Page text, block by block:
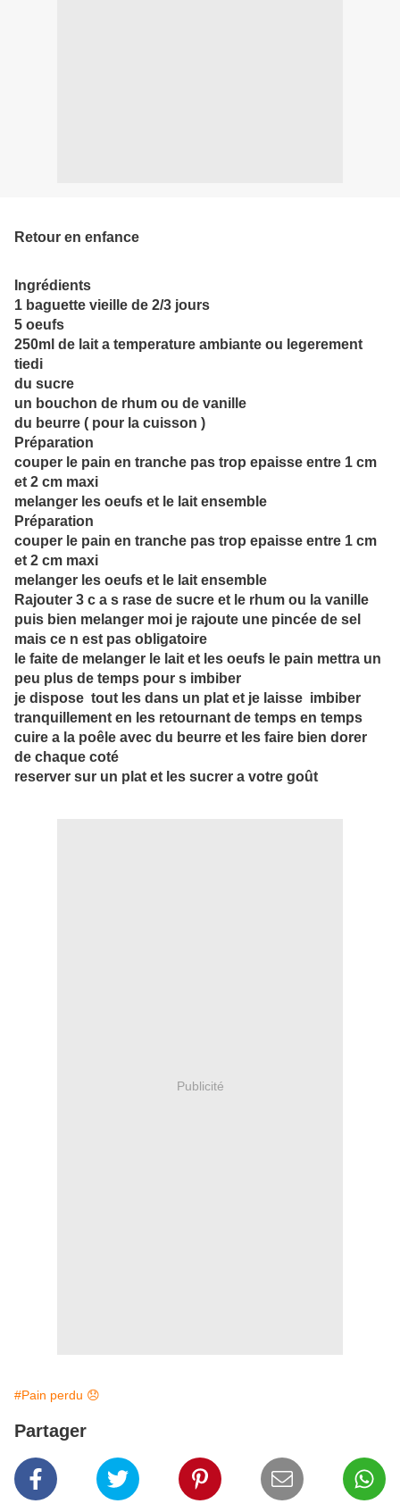
Retour en enfance
Ingrédients
1 baguette vieille de 2/3 jours
5 oeufs
250ml de lait a temperature ambiante ou legerement
tiedi
du sucre
un bouchon de rhum ou de vanille
du beurre ( pour la cuisson )
Préparation
couper le pain en tranche pas trop epaisse entre 1 cm
et 2 cm maxi
melanger les oeufs et le lait ensemble
Préparation
couper le pain en tranche pas trop epaisse entre 1 cm
et 2 cm maxi
melanger les oeufs et le lait ensemble
Rajouter 3 c a s rase de sucre et le rhum ou la vanille
puis bien melanger moi je rajoute une pincée de sel
mais ce n est pas obligatoire
le faite de melanger le lait et les oeufs le pain mettra un
peu plus de temps pour s imbiber
je dispose tout les dans un plat et je laisse imbiber
tranquillement en les retournant de temps en temps
cuire a la poêle avec du beurre et les faire bien dorer
de chaque coté
reserver sur un plat et les sucrer a votre goût
Publicité
#Pain perdu 😞
Partager